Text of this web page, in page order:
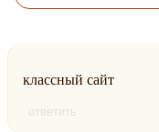
классный сайт
ответить